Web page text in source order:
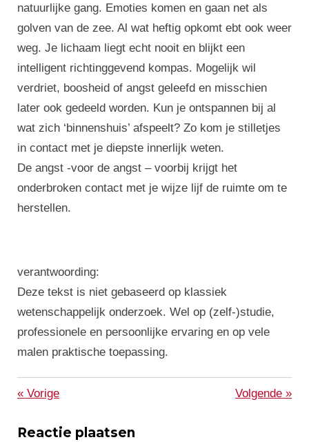
natuurlijke gang. Emoties komen en gaan net als
golven van de zee. Al wat heftig opkomt ebt ook weer
weg. Je lichaam liegt echt nooit en blijkt een
intelligent richtinggevend kompas. Mogelijk wil
verdriet, boosheid of angst geleefd en misschien
later ook gedeeld worden. Kun je ontspannen bij al
wat zich ‘binnenshuis’ afspeelt? Zo kom je stilletjes
in contact met je diepste innerlijk weten.
De angst -voor de angst – voorbij krijgt het
onderbroken contact met je wijze lijf de ruimte om te
herstellen.
verantwoording:
Deze tekst is niet gebaseerd op klassiek
wetenschappelijk onderzoek. Wel op (zelf-)studie,
professionele en persoonlijke ervaring en op vele
malen praktische toepassing.
« Vorige Volgende »
Reactie plaatsen